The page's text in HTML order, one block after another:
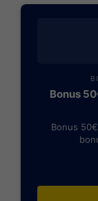
Bonus
Bonus